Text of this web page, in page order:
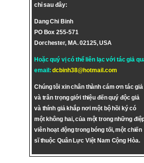
chỉ sau đây:
Dang Chi Binh
PO Box 255-571
Dorchester, MA. 02125, USA
Hoặc quý vị có thể liên lạc với tác giả
email:dcbinh38@hotmail.com
Chúng tôi xin chân thành cám ơn tác giả
và trân trọng giới thiệu đến quý độc giả
và thính giả khắp nơi một bộ hồi ký có
một không hai, của một trong những
viên hoạt động trong bóng tối, một chiến
sĩ thuộc Quân Lực Việt Nam Cộng Hòa.